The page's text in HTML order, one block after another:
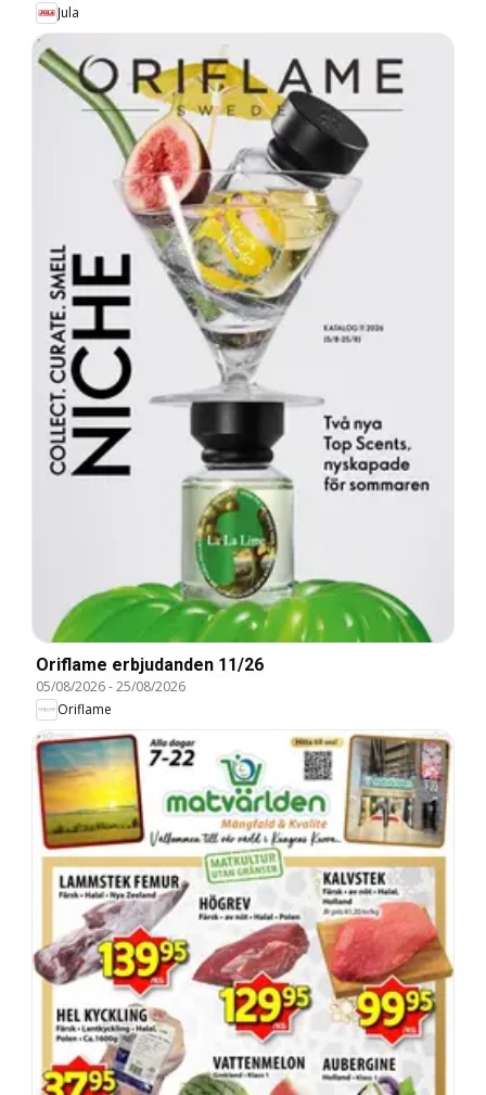
Jula
Oriflame erbjudanden 11/26
05/08/2026-25/08/2026
Oriflame